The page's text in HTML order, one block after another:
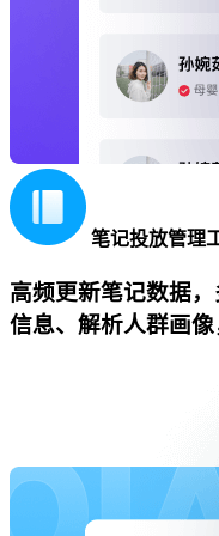
笔记投放管理
高频更新笔记数据
信息、解析人群画像